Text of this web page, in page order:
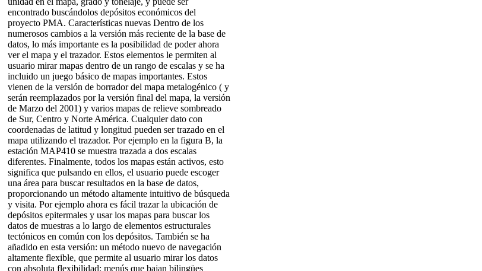
encontrado buscándolos depósitos económicos del
proyecto PMA. Características nuevas Dentro de los
numerosos cambios a la versión más reciente de la base de
datos, lo más importante es la posibilidad de poder ahora
ver el mapa y el trazador. Estos elementos le permiten al
usuario mirar mapas dentro de un rango de escalas y se ha
incluido un juego básico de mapas importantes. Estos
vienen de la versión de borrador del mapa metalogénico ( y
serán reemplazados por la versión final del mapa, la versión
de Marzo del 2001) y varios mapas de relieve sombreado
de Sur, Centro y Norte América. Cualquier dato con
coordenadas de latitud y longitud pueden ser trazado en el
mapa utilizando el trazador. Por ejemplo en la figura B, la
estación MAP410 se muestra trazada a dos escalas
diferentes. Finalmente, todos los mapas están activos, esto
significa que pulsando en ellos, el usuario puede escoger
una área para buscar resultados en la base de datos,
proporcionando un método altamente intuitivo de búsqueda
y visita. Por ejemplo ahora es fácil trazar la ubicación de
depósitos epitermales y usar los mapas para buscar los
datos de muestras a lo largo de elementos estructurales
tectónicos en común con los depósitos. También se ha
añadido en esta versión: un método nuevo de navegación
altamente flexible, que permite al usuario mirar los datos
con absoluta flexibilidad; menús que bajan bilingües